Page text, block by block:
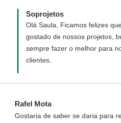
técnico (engenheiro ou
obra, para acompanha-la e
a sua prefeitura. Para uma
de nosso arquiteto, nos
dimensões de seu terreno
Soprojetos
Olá Saula, Ficamos felizes
gostado de nossos projetos,
sempre fazer o melhor para
clientes.
Rafel Mota
Gostaria de saber se daria para